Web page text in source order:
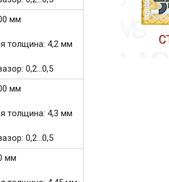
мм
толщина: 4,2 мм
0,2...0,5
мм
толщина: 4,3 мм
0,2...0,5
мм